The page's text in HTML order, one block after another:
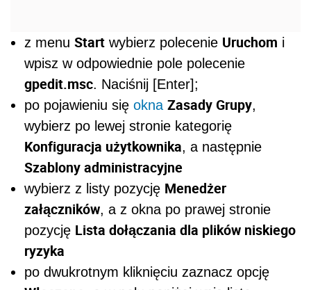
z menu Start wybierz polecenie Uruchom i
wpisz w odpowiednie pole polecenie
gpedit.msc. Naciśnij [Enter];
po pojawieniu się okna Zasady Grupy,
wybierz po lewej stronie kategorię
Konfiguracja użytkownika, a następnie
Szablony administracyjne
wybierz z listy pozycję Menedżer
załączników, a z okna po prawej stronie
pozycję Lista dołączania dla plików niskiego
ryzyka
po dwukrotnym kliknięciu zaznacz opcję